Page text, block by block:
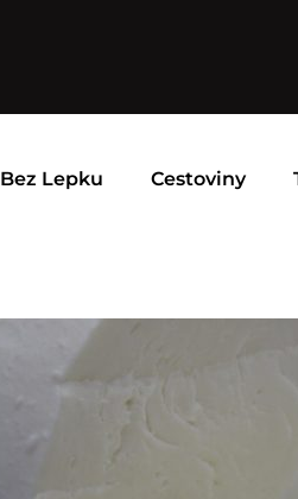
Bez Lepku Cestoviny